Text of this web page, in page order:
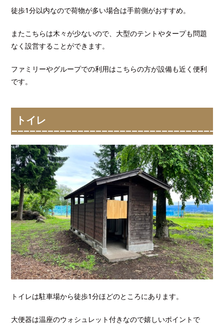
徒歩1分以内なので荷物が多い場合は手前側がおすすめ。
またこちらは木々が少ないので、大型のテントやタープも問題
なく設営することができます。
ファミリーやグループでの利用はこちらの方が設備も近く便利
です。
トイレ
トイレは駐車場から徒歩1分ほどのところにあります。
大便器は温座のウォシュレット付きなので嬉しいポイントで